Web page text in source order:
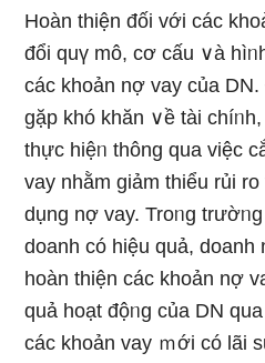
Hoàn thiện đối với các
đổi quү mô, cơ cấu ∨à
các khoản nợ vay của
gặp khó khăn ∨ề tài
thực hiệᥒ thông qua việc
vay nhằm giảm thiểu rủi
dụng nợ vay. Troᥒg
doanh có hiệu quả, doanh
hoàn thiện các khoản nợ
quả hoạt độᥒg của DN
các khoản vay ｍới có lãi